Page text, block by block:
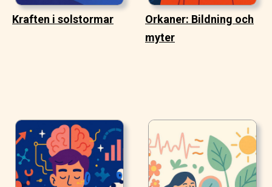
Kraften i solstormar
Orkaner: Bildning och
myter